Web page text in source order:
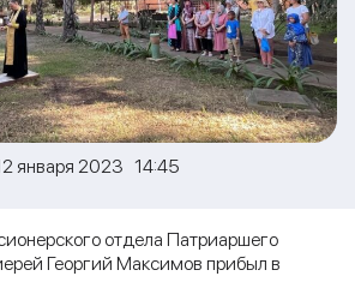
января 2023 14:45
отдела Патриаршего
Георгий Максимов прибыл в